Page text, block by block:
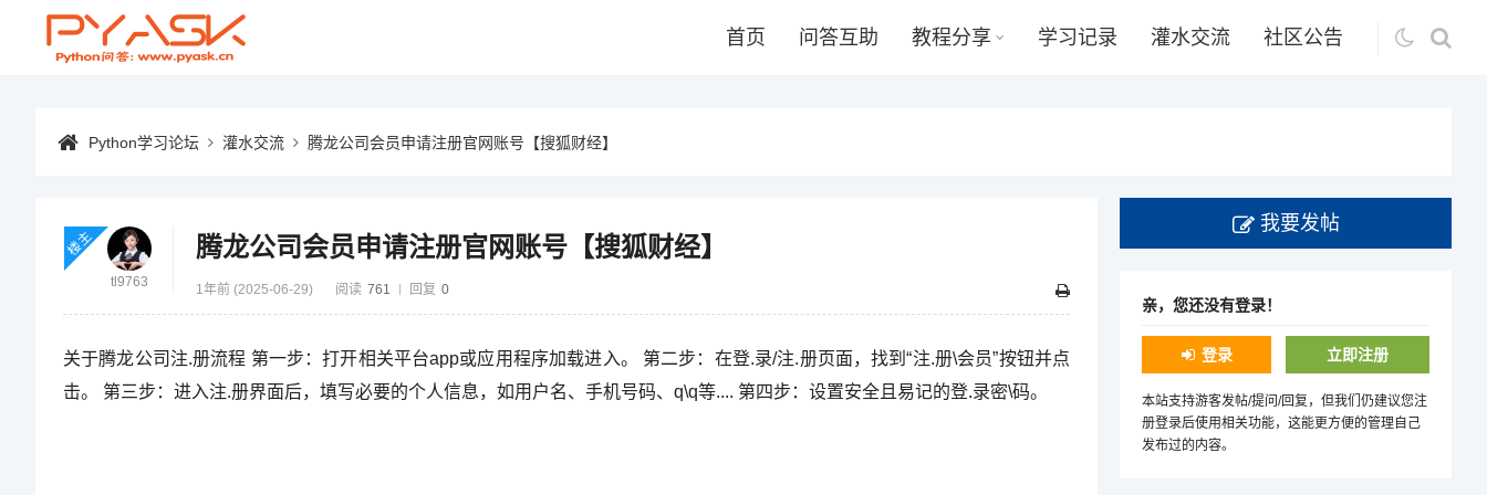
首页 问答互助 教程分享 学习记录 灌水交流 社区公告
Python学习论坛 灌水交流 腾龙公司会员申请注册官网账号【搜狐财经】
腾龙公司会员申请注册官网账号【搜狐财经】
1年前 (2025-06-29) 阅读 761 回复 0
tl9763
楼主
关于腾龙公司注.册流程 第一步：打开相关平台app或应用程序加载进入。 第二步：在登.录/注.册页面，找到“注.册\会员”按钮并点
击。 第三步：进入注.册界面后，填写必要的个人信息，如用户名、手机号码、q\q等.... 第四步：设置安全且易记的登.录密\码。
我要发帖
亲，您还没有登录！
登录 立即注册
本站支持游客发帖/提问/回复，但我们仍建议您注
册登录后使用相关功能，这能更方便的管理自己
发布过的内容。